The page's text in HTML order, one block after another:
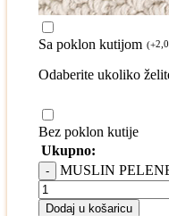
Sa poklon kutijom (+
Odaberite ukoliko
Bez poklon kutije
Ukupno:
MUSLIN
Dodaj u košaricu